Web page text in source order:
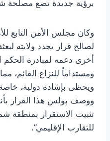
برؤية جديدة تضع مصلحة
وكان مجلس الأمن التابع
لصالح قرار يجدد ولايته
أخرى دعمه لمبادرة الحكم
ومستداماً للنزاع القائم،
ويحظى بإشادة دولية،
ووصف بولس هذا القرار
تثبيت الاستقرار بمنطقة
للتقارب الإقليمي”.